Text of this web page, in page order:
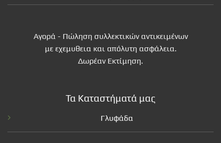
Αγορά - Πώληση συλλεκτικών αντικειμένων
με εχεμυθεια και απόλυτη ασφάλεια.
Δωρέαν Εκτίμηση.
Τα Καταστήματά μας
Γλυφάδα